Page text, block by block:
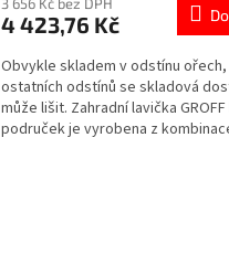
4 423,76 Kč
Obvykle skladem v odstínu ořech,
ostatních odstínů se skladová
může lišit. Zahradní lavička
područek je vyrobena z